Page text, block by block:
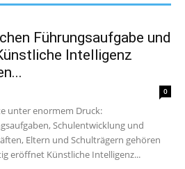
Führungsaufgabe und
Intelligenz
0
unter enormem Druck:
Schulentwicklung und
Eltern und Schulträgern gehören
eröffnet Künstliche Intelligenz...